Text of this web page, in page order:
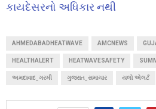
કાયદેસરનો અધિકાર નથી
AHMEDABADHEATWAVE AMCNEWS
HEALTHALERT HEATWAVESAFETY
અમદાવાદ_ગરમી ગુજરાત_સમાચાર યલો એલર્ટ